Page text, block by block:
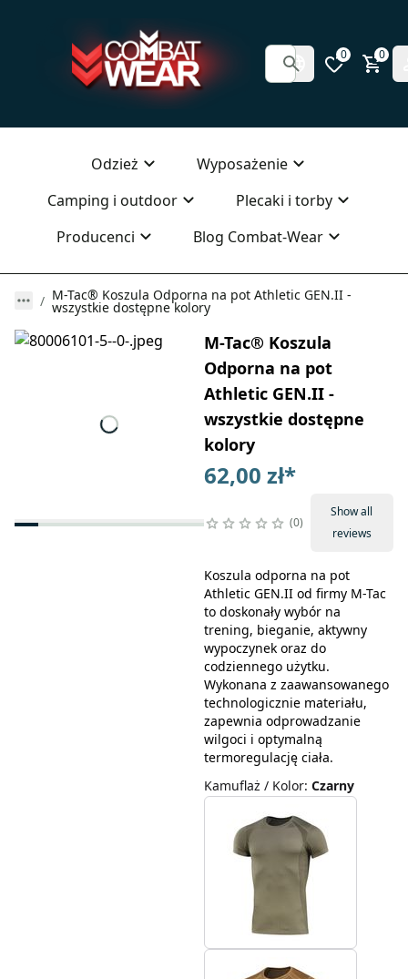
0 0
Odzież
Wyposażenie
Camping i outdoor
Plecaki i torby
Producenci
Blog Combat-Wear
M-Tac® Koszula Odporna na pot Athletic GEN.II -
wszystkie dostępne kolory
M-Tac® Koszula
Odporna na pot
Athletic GEN.II -
wszystkie dostępne
kolory
62,00 zł*
0
Show all
reviews
Koszula odporna na pot
Athletic GEN.II od firmy M-Tac
to doskonały wybór na
trening, bieganie, aktywny
wypoczynek oraz do
codziennego użytku.
Wykonana z zaawansowanego
technologicznie materiału,
zapewnia odprowadzanie
wilgoci i optymalną
termoregulację ciała.
Kamuflaż / Kolor: Czarny